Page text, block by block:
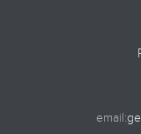
email: